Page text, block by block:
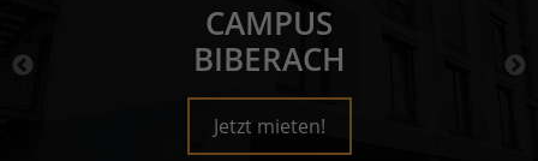
CAMPUS
BIBERACH
Jetzt mieten!